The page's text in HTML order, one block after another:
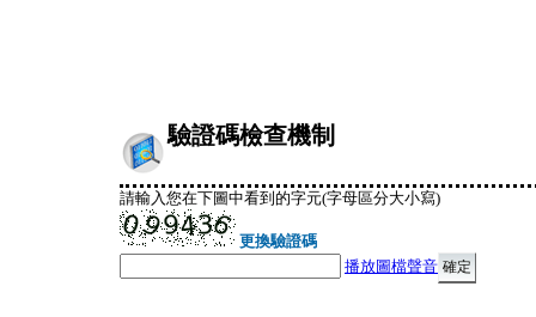
驗證碼檢查機制
請輸入您在下圖中看到的字元(字母區分大小寫)
更換驗證碼
播放圖檔聲音